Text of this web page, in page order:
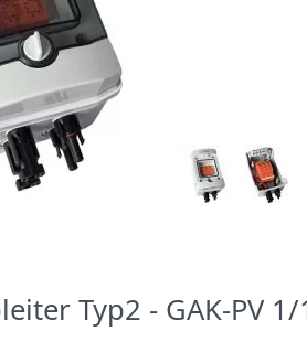
Typ2 - GAK-PV 1/